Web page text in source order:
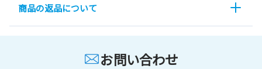
商品の返品について
お問い合わせ